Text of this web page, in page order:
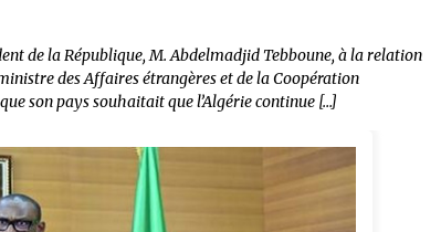
de la République, M. Abdelmadjid Tebboune, à la relation
des Affaires étrangères et de la Coopération
son pays souhaitait que l’Algérie continue […]